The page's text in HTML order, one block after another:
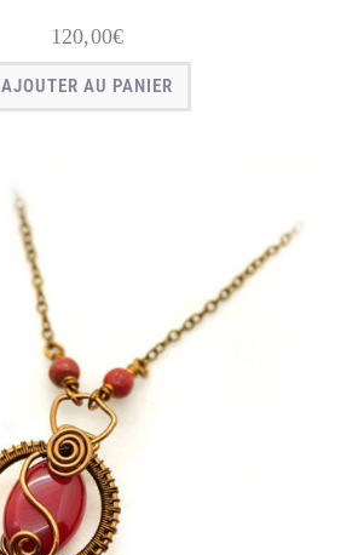
120,00€
AJOUTER AU PANIER